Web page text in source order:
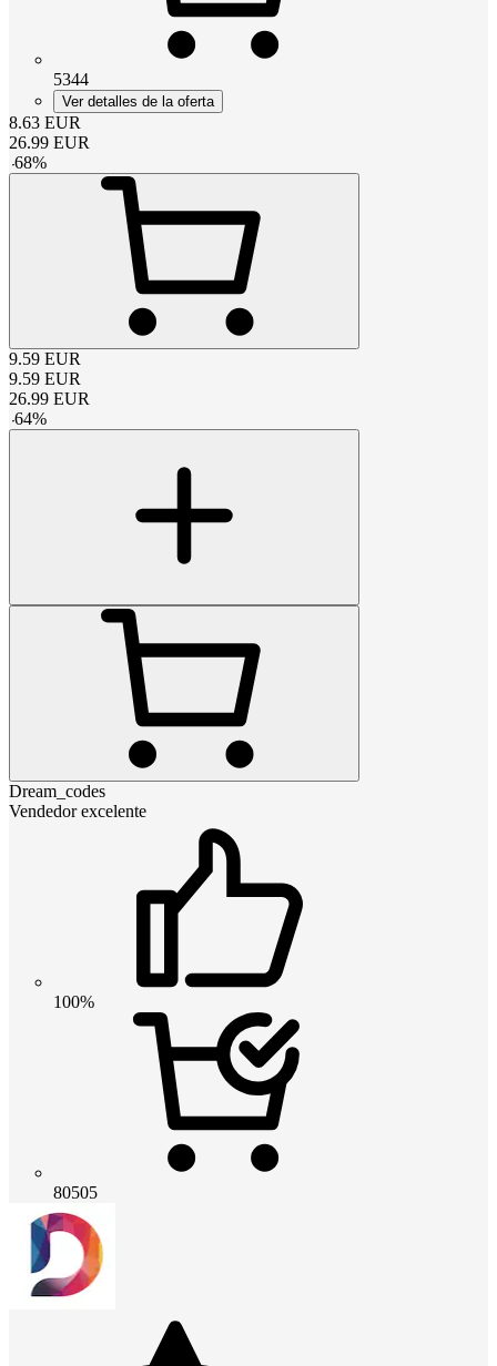
5344
Ver detalles de la oferta
8.63 EUR
26.99 EUR
-68%
9.59 EUR
9.59 EUR
26.99 EUR
-64%
Dream_codes
Vendedor excelente
100%
80505